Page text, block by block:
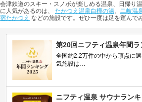
会津鉄道のスキー・スノボが楽しめる温泉、日帰り
に人気があるのは、 たかつえ温泉白樺の湯、 二岐温
宿たかつえ などの施設です。ぜひ一度は足を運んで
第20回ニフティ温泉年間
全国約2.2万件の中から頂点に
気施設は…
ニフティ温泉 サウナラン